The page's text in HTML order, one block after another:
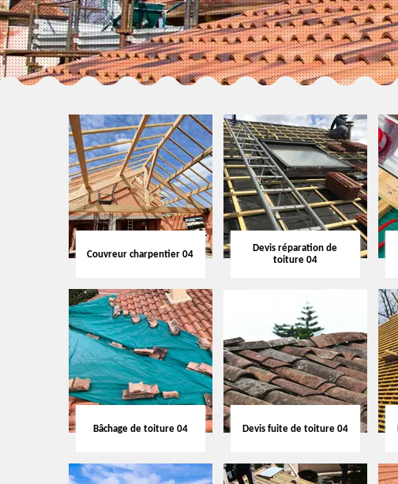
Couvreur charpentier 04
Devis réparation de
toiture 04
Bâchage de toiture 04 Devis fuite de toiture 04